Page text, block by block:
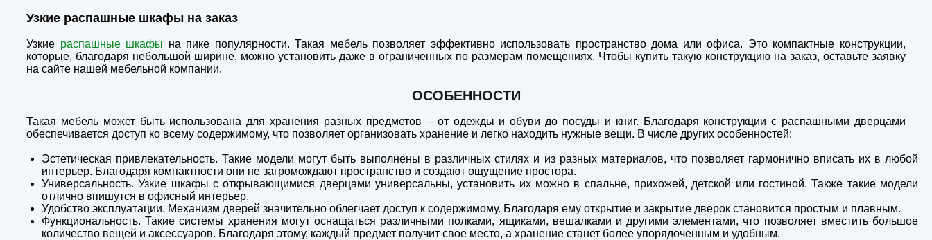
Узкие распашные шкафы на заказ
Узкие распашные шкафы на пике популярности. Такая мебель позволяет эффективно использовать пространство дома или офиса. Это компактные конструкции,
которые, благодаря небольшой ширине, можно установить даже в ограниченных по размерам помещениях. Чтобы купить такую конструкцию на заказ, оставьте заявку
на сайте нашей мебельной компании.
ОСОБЕННОСТИ
Такая мебель может быть использована для хранения разных предметов – от одежды и обуви до посуды и книг. Благодаря конструкции с распашными дверцами
обеспечивается доступ ко всему содержимому, что позволяет организовать хранение и легко находить нужные вещи. В числе других особенностей:
Эстетическая привлекательность. Такие модели могут быть выполнены в различных стилях и из разных материалов, что позволяет гармонично вписать их в любой
интерьер. Благодаря компактности они не загромождают пространство и создают ощущение простора.
Универсальность. Узкие шкафы с открывающимися дверцами универсальны, установить их можно в спальне, прихожей, детской или гостиной. Также такие модели
отлично впишутся в офисный интерьер.
Удобство эксплуатации. Механизм дверей значительно облегчает доступ к содержимому. Благодаря ему открытие и закрытие дверок становится простым и плавным.
Функциональность. Такие системы хранения могут оснащаться различными полками, ящиками, вешалками и другими элементами, что позволяет вместить большое
количество вещей и аксессуаров. Благодаря этому, каждый предмет получит свое место, а хранение станет более упорядоченным и удобным.